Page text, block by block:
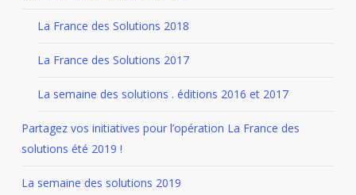
La France des Solutions 2018
La France des Solutions 2017
La semaine des solutions . éditions 2016 et 2017
Partagez vos initiatives pour l’opération La France des
solutions été 2019 !
La semaine des solutions 2019